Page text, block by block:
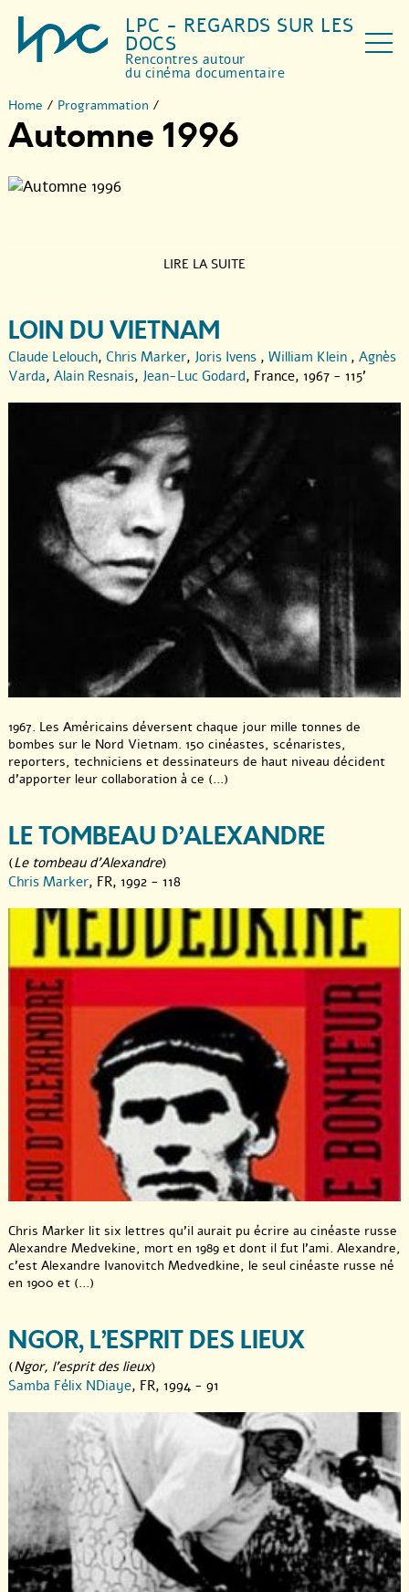
LPC - REGARDS SUR LES
DOCS
Rencontres autour
du cinéma documentaire
Home / Programmation /
Automne 1996
LIRE LA SUITE
LOIN DU VIETNAM
Claude Lelouch, Chris Marker, Joris Ivens , William Klein , Agnès
Varda, Alain Resnais, Jean-Luc Godard, France, 1967 - 115'
1967. Les Américains déversent chaque jour mille tonnes de
bombes sur le Nord Vietnam. 150 cinéastes, scénaristes,
reporters, techniciens et dessinateurs de haut niveau décident
d’apporter leur collaboration à ce (...)
LE TOMBEAU D’ALEXANDRE
(Le tombeau d'Alexandre)
Chris Marker, FR, 1992 - 118
Chris Marker lit six lettres qu’il aurait pu écrire au cinéaste russe
Alexandre Medvekine, mort en 1989 et dont il fut l’ami. Alexandre,
c’est Alexandre Ivanovitch Medvedkine, le seul cinéaste russe né
en 1900 et (...)
NGOR, L’ESPRIT DES LIEUX
(Ngor, l'esprit des lieux)
Samba Félix NDiaye, FR, 1994 - 91